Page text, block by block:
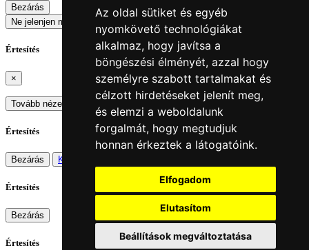
Az oldal sütiket és egyéb
nyomkövető technológiákat
alkalmaz, hogy javítsa a
böngészési élményét, azzal hogy
személyre szabott tartalmakat és
célzott hirdetéseket jelenít meg,
és elemzi a weboldalunk
forgalmát, hogy megtudjuk
honnan érkeztek a látogatóink.
Elfogadom
Elutasítom
Beállítások megváltoztatása
Bezárás
Ne jelenjen meg többet
Értesítés
×
Tovább nézelődöm Kosárba
Értesítés
Bezárás Kosár
Értesítés
Bezárás
Értesítés